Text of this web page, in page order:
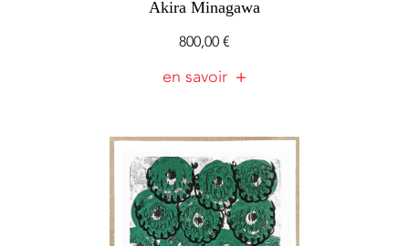
Akira Minagawa
800,00€
en savoir